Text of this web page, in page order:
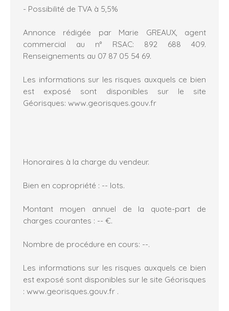
- Possibilité de TVA à 5,5%
Annonce rédigée par Marie GREAUX, agent
commercial au n° RSAC: 892 688 409.
Renseignements au 07 87 05 54 69.
Les informations sur les risques auxquels ce bien
est exposé sont disponibles sur le site
Géorisques: www.georisques.gouv.fr
Honoraires à la charge du vendeur.
Bien en copropriété : -- lots.
Montant moyen annuel de la quote-part de
charges courantes : -- €.
Nombre de procédure en cours: --.
Les informations sur les risques auxquels ce bien
est exposé sont disponibles sur le site Géorisques
: www.georisques.gouv.fr .